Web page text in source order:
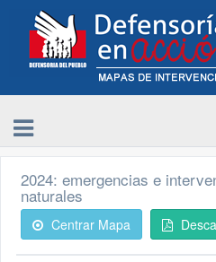
2024: emergencias e
naturales
Centrar Mapa